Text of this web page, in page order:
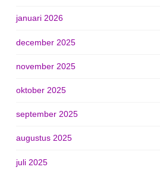
januari 2026
december 2025
november 2025
oktober 2025
september 2025
augustus 2025
juli 2025